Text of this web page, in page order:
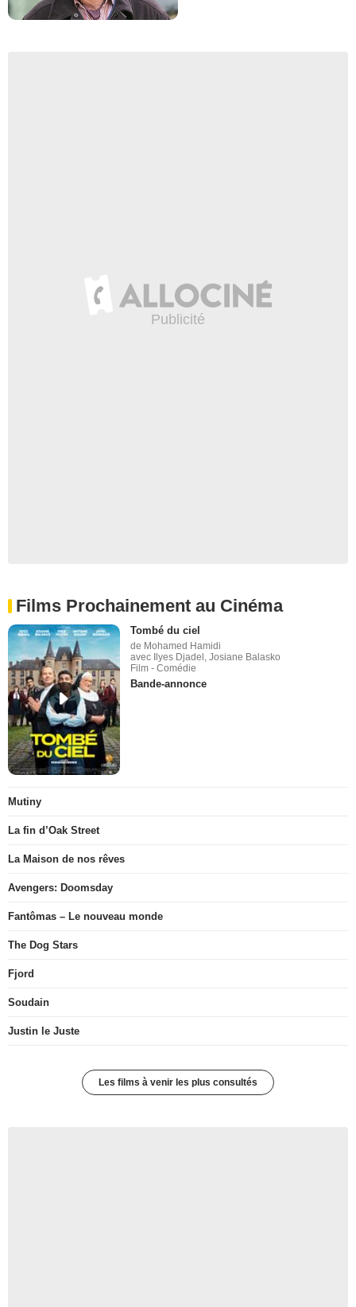
Films Prochainement au Cinéma
Tombé du ciel
de Mohamed Hamidi
avec Ilyes Djadel, Josiane Balasko
Film - Comédie
Bande-annonce
Mutiny
La fin d’Oak Street
La Maison de nos rêves
Avengers: Doomsday
Fantômas – Le nouveau monde
The Dog Stars
Fjord
Soudain
Justin le Juste
Les films à venir les plus consultés